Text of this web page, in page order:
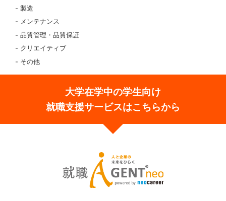
製造
メンテナンス
品質管理・品質保証
クリエイティブ
その他
大学在学中の学生向け
就職支援サービスはこちらから